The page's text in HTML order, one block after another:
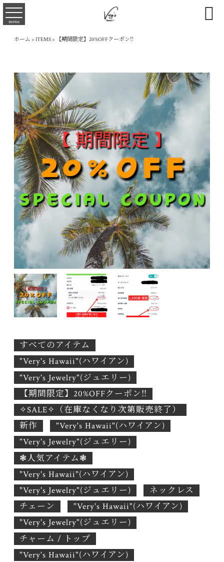
menu 
ホーム > ITEMS> 【期間限定】20%OFFクーポン‼
すべてのアイテム
"Very's Hawaii"(ハワイアン)
"Very's Jewelry"(ジュエリー)
【期間限定】20%OFFクーポン‼
✧SALE✧（在庫なくなり次第販売終了）
新作
"Very's Hawaii"(ハワイアン)
"Very's Jewelry"(ジュエリー)
❃人気アイテム❃
"Very's Hawaii"(ハワイアン)
"Very's Jewelry"(ジュエリー)
ネックレス
チェーン
"Very's Hawaii"(ハワイアン)
"Very's Jewelry"(ジュエリー)
チャーム / トップ
"Very's Hawaii"(ハワイアン)